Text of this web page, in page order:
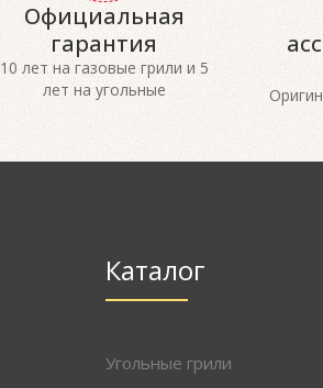
Официальная
гарантия
10 лет на газовые грили и 5
лет на угольные
Каталог
Угольные грили